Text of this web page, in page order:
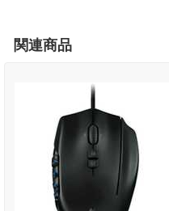
関連商品